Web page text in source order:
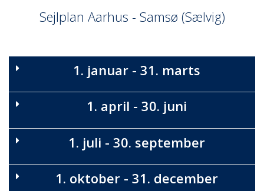
Sejlplan Aarhus - Samsø (Sælvig)
1. januar - 31. marts
1. april - 30. juni
1. juli - 30. september
1. oktober - 31. december